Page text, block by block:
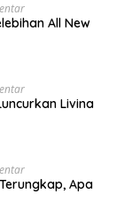
All New
Livina
Apa